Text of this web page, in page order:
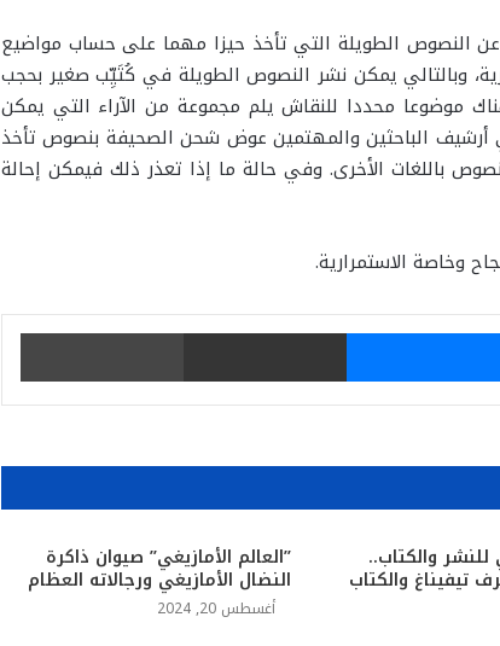
النصوص الطويلة التي تأخذ حيزا مهما على حساب مواضيع
وبالتالي يمكن نشر النصوص الطويلة في كُتَيِّب صغير بحجب
صفحة) أو إذا كان هناك موضوعا محددا للنقاش يلم مجموعة من الآراء التي يمكن
أرشيف الباحثين والمهتمين عوض شحن الصحيفة بنصوص تأخذ
باللغات الأخرى. وفي حالة ما إذا تعذر ذلك فيمكن إحالة
وخاصة الاستمرارية.
ماسنجر مشاركة عبر البريد
والكتاب..
تيفيناغ والكتاب
”العالم الأمازيغي” صيوان ذاكرة
النضال الأمازيغي ورجالاته العظام
أغسطس 20, 2024